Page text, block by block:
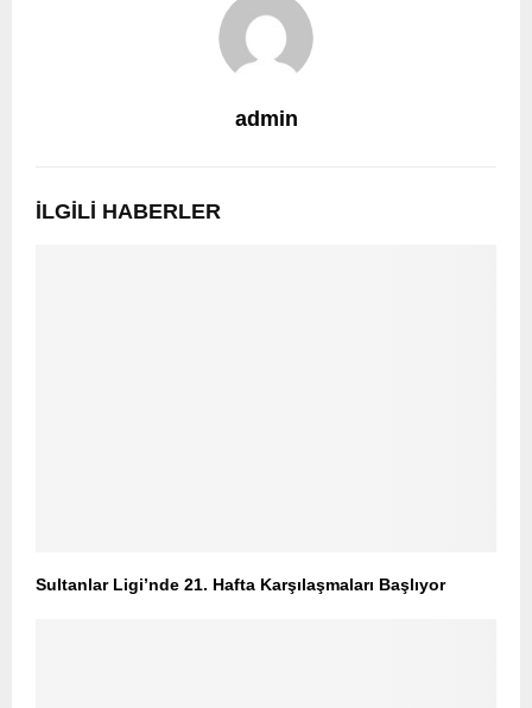
admin
İLGILI HABERLER
Sultanlar Ligi’nde 21. Hafta Karşılaşmaları Başlıyor